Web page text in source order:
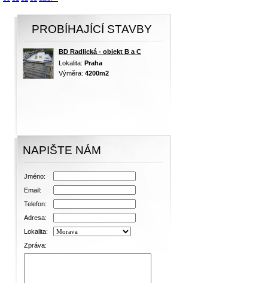
PROBÍHAJÍCÍ STAVBY
BD Radlická - objekt B a C
Lokalita: Praha
Výměra: 4200m2
NAPIŠTE NÁM
Jméno:
Email:
Telefon:
Adresa:
Lokalita:
Zpráva: